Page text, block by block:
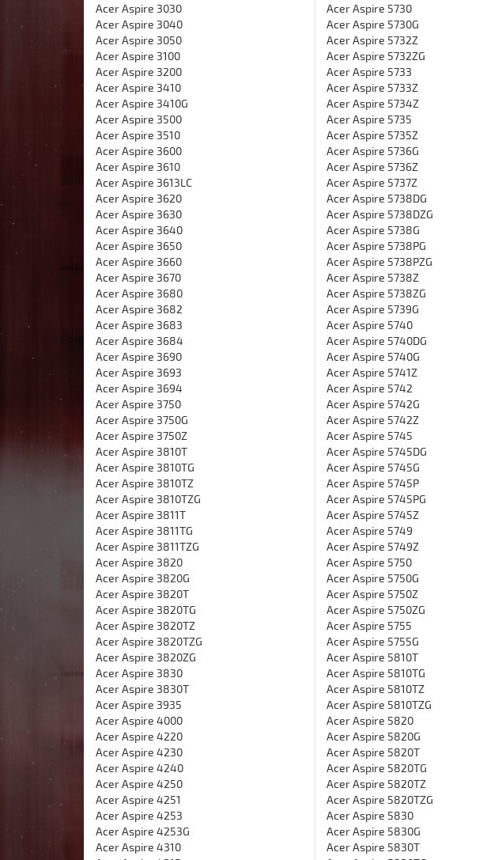
Acer Aspire 3030
Acer Aspire 3040
Acer Aspire 3050
Acer Aspire 3100
Acer Aspire 3200
Acer Aspire 3410
Acer Aspire 3410G
Acer Aspire 3500
Acer Aspire 3510
Acer Aspire 3600
Acer Aspire 3610
Acer Aspire 3613LC
Acer Aspire 3620
Acer Aspire 3630
Acer Aspire 3640
Acer Aspire 3650
Acer Aspire 3660
Acer Aspire 3670
Acer Aspire 3680
Acer Aspire 3682
Acer Aspire 3683
Acer Aspire 3684
Acer Aspire 3690
Acer Aspire 3693
Acer Aspire 3694
Acer Aspire 3750
Acer Aspire 3750G
Acer Aspire 3750Z
Acer Aspire 3810T
Acer Aspire 3810TG
Acer Aspire 3810TZ
Acer Aspire 3810TZG
Acer Aspire 3811T
Acer Aspire 3811TG
Acer Aspire 3811TZG
Acer Aspire 3820
Acer Aspire 3820G
Acer Aspire 3820T
Acer Aspire 3820TG
Acer Aspire 3820TZ
Acer Aspire 3820TZG
Acer Aspire 3820ZG
Acer Aspire 3830
Acer Aspire 3830T
Acer Aspire 3935
Acer Aspire 4000
Acer Aspire 4220
Acer Aspire 4230
Acer Aspire 4240
Acer Aspire 4250
Acer Aspire 4251
Acer Aspire 4253
Acer Aspire 4253G
Acer Aspire 4310
Acer Aspire 5730
Acer Aspire 5730G
Acer Aspire 5732Z
Acer Aspire 5732ZG
Acer Aspire 5733
Acer Aspire 5733Z
Acer Aspire 5734Z
Acer Aspire 5735
Acer Aspire 5735Z
Acer Aspire 5736G
Acer Aspire 5736Z
Acer Aspire 5737Z
Acer Aspire 5738DG
Acer Aspire 5738DZG
Acer Aspire 5738G
Acer Aspire 5738PG
Acer Aspire 5738PZG
Acer Aspire 5738Z
Acer Aspire 5738ZG
Acer Aspire 5739G
Acer Aspire 5740
Acer Aspire 5740DG
Acer Aspire 5740G
Acer Aspire 5741Z
Acer Aspire 5742
Acer Aspire 5742G
Acer Aspire 5742Z
Acer Aspire 5745
Acer Aspire 5745DG
Acer Aspire 5745G
Acer Aspire 5745P
Acer Aspire 5745PG
Acer Aspire 5745Z
Acer Aspire 5749
Acer Aspire 5749Z
Acer Aspire 5750
Acer Aspire 5750G
Acer Aspire 5750Z
Acer Aspire 5750ZG
Acer Aspire 5755
Acer Aspire 5755G
Acer Aspire 5810T
Acer Aspire 5810TG
Acer Aspire 5810TZ
Acer Aspire 5810TZG
Acer Aspire 5820
Acer Aspire 5820G
Acer Aspire 5820T
Acer Aspire 5820TG
Acer Aspire 5820TZ
Acer Aspire 5820TZG
Acer Aspire 5830
Acer Aspire 5830G
Acer Aspire 5830T